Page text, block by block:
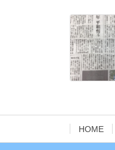
HOME